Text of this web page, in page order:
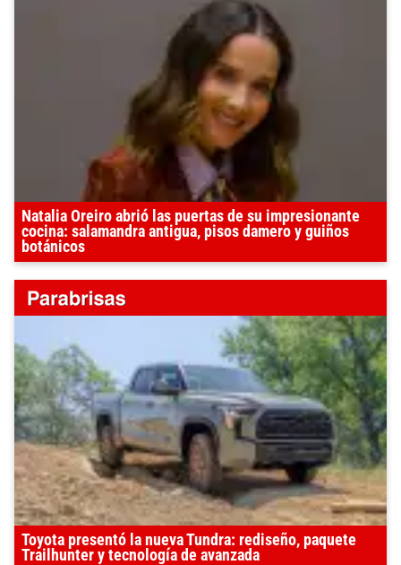
Natalia Oreiro abrió las puertas de su impresionante
cocina: salamandra antigua, pisos damero y guiños
botánicos
Toyota presentó la nueva Tundra: rediseño, paquete
Trailhunter y tecnología de avanzada